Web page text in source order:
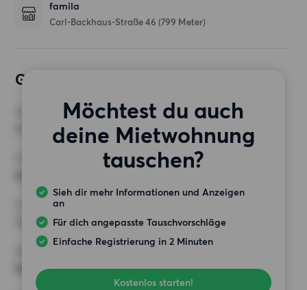
famila
Carl-Backhaus-Straße 46 (799 Meter)
Gewünschte Wohnung
Möchtest du auch
deine Mietwohnung
tauschen?
Sieh dir mehr Informationen und Anzeigen
an
Für dich angepasste Tauschvorschläge
Einfache Registrierung in 2 Minuten
Kostenlos starten!
3 Zimmer
MINDESTANZAHL AN QUADRATMETERN
HÖCHSTMIETE (KALTMIETE)
1 250 EUR
Keine besonderen Anforderungen